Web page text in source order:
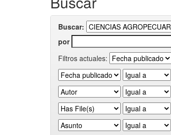
Buscar:
por
Filtros actuales: